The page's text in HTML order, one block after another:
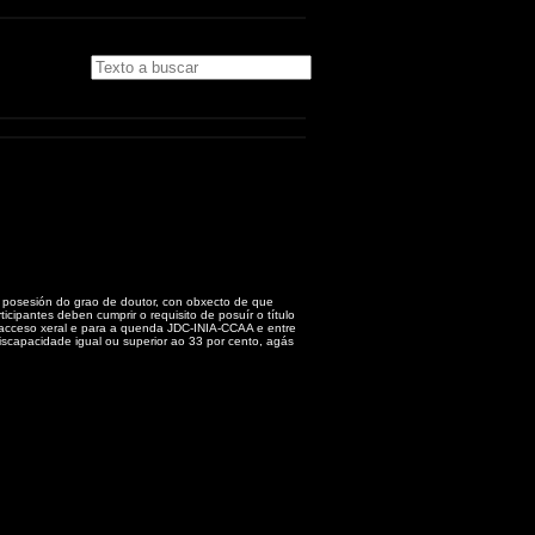
do grao de doutor, con obxecto de que
deben cumprir o requisito de posuír o título
xeral e para a quenda JDC-INIA-CCAA e entre
igual ou superior ao 33 por cento, agás